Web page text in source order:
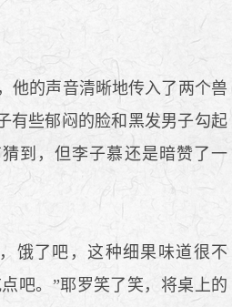
他的声音清晰地传入了两个兽
有些郁闷的脸和黑发男子勾起
到，但李子慕还是暗赞了一
饿了吧，这种细果味道很不
吧。”耶罗笑了笑，将桌上的